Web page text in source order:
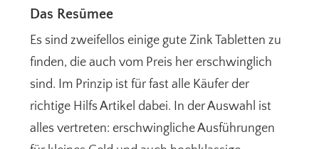
Das Resümee
Es sind zweifellos einige gute Zink Tabletten zu
finden, die auch vom Preis her erschwinglich
sind. Im Prinzip ist für fast alle Käufer der
richtige Hilfs Artikel dabei. In der Auswahl ist
alles vertreten: erschwingliche Ausführungen